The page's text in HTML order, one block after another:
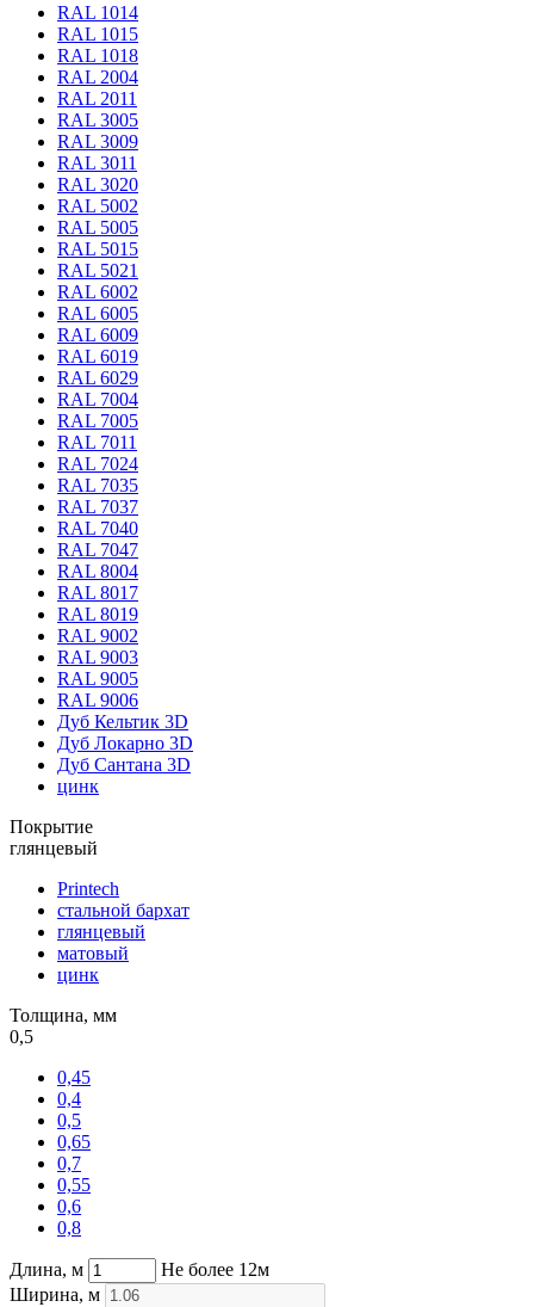
RAL 1014
RAL 1015
RAL 1018
RAL 2004
RAL 2011
RAL 3005
RAL 3009
RAL 3011
RAL 3020
RAL 5002
RAL 5005
RAL 5015
RAL 5021
RAL 6002
RAL 6005
RAL 6009
RAL 6019
RAL 6029
RAL 7004
RAL 7005
RAL 7011
RAL 7024
RAL 7035
RAL 7037
RAL 7040
RAL 7047
RAL 8004
RAL 8017
RAL 8019
RAL 9002
RAL 9003
RAL 9005
RAL 9006
Дуб Кельтик 3D
Дуб Локарно 3D
Дуб Сантана 3D
цинк
Покрытие
глянцевый
Printech
стальной бархат
глянцевый
матовый
цинк
Толщина, мм
0,5
0,45
0,4
0,5
0,65
0,7
0,55
0,6
0,8
Длина, м
Не более 12м
Ширина, м